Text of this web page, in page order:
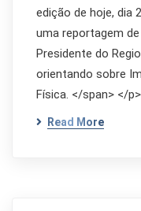
edição de hoje, dia
uma reportagem
Presidente do
orientando sobre
Física. </span> </p>
Read More